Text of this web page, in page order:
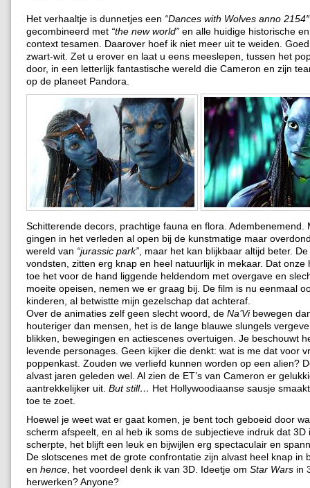
Het verhaaltje is dunnetjes een “Dances with Wolves anno 2154″
gecombineerd met “the new world” en alle huidige historische
context tesamen. Daarover hoef ik niet meer uit te weiden.
zwart-wit. Zet u erover en laat u eens meeslepen, tussen het
door, in een letterlijk fantastische wereld die Cameron en zijn
op de planeet Pandora.
Schitterende decors, prachtige fauna en flora. Adembenemend.
gingen in het verleden al open bij de kunstmatige maar
wereld van “jurassic park” , maar het kan blijkbaar altijd beter.
vondsten, zitten erg knap en heel natuurlijk in mekaar. Dat onze
toe het voor de hand liggende heldendom met overgave en
moeite opeisen, nemen we er graag bij. De film is nu eenmaal
kinderen, al betwistte mijn gezelschap dat achteraf.
Over de animaties zelf geen slecht woord, de Na’Vibewegen
houteriger dan mensen, het is de lange blauwe slungels
blikken, bewegingen en actiescenes overtuigen. Je beschouwt
levende personages. Geen kijker die denkt: wat is me dat voor
poppenkast. Zouden we verliefd kunnen worden op een alien?
alvast jaren geleden wel. Al zien de ET’s van Cameron er
aantrekkelijker uit. But still… Het Hollywoodiaanse sausje
toe te zoet.
Hoewel je weet wat er gaat komen, je bent toch geboeid door
scherm afspeelt, en al heb ik soms de subjectieve indruk dat 3D
scherpte, het blijft een leuk en bijwijlen erg spectaculair en
De slotscenes met de grote confrontatie zijn alvast heel knap in
en hence , het voordeel denk ik van 3D. Ideetje om Star Wars in
herwerken? Anyone?